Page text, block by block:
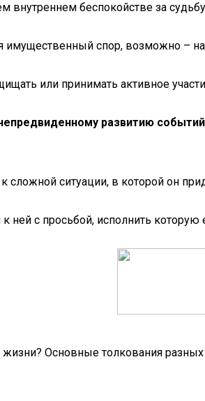
внутреннем беспокойстве за
имущественный спор, возможно –
или принимать активное
развитию
ситуации, в которой он
с просьбой, исполнить которую
Основные толкования